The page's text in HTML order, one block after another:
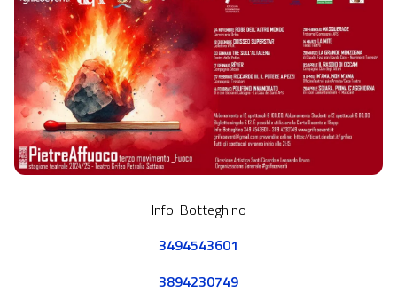
Info: Botteghino
3494543601
3894230749